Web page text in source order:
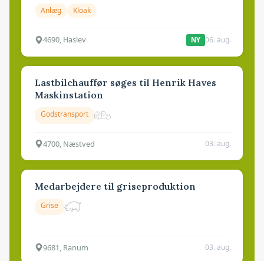
Anlæg Kloak
4690, Haslev NY 06. aug.
Lastbilchauffør søges til Henrik Haves
Maskinstation
Godstransport
4700, Næstved 03. aug.
Medarbejdere til griseproduktion
Grise
9681, Ranum 03. aug.